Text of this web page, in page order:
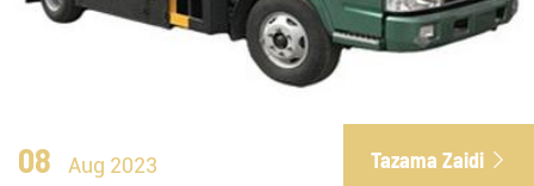
08 Aug 2023 Tazama Zaidi 